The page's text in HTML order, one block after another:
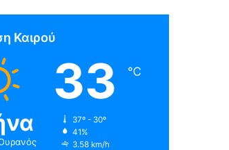
Καιρού
33 ℃
37º - 30º
41%
3.58 km/h